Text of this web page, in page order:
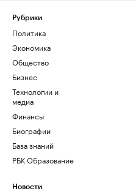
Рубрики
Политика
Экономика
Общество
Бизнес
Технологии и
медиа
Финансы
Биографии
База знаний
РБК Образование
Новости